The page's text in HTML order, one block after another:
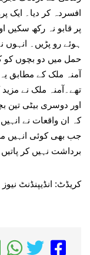
افسردہ کر دیا۔ ایک
پر قابو نہ رکھ سکیں
ہوئے رو پڑیں۔ انہوں
آمنہ ملک کے مطابق
تھے۔آمنہ ملک نے
اور دوسری بیٹی تین
کہ ان واقعات نے
جب بھی کوئی انہیں
برداشت نہیں کر پاتیں۔
کریڈٹ: انڈیپنڈنٹ